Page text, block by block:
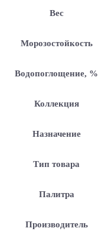
Вес
Морозостойкость
Водопоглощение, %
Коллекция
Назначение
Тип товара
Палитра
Производитель